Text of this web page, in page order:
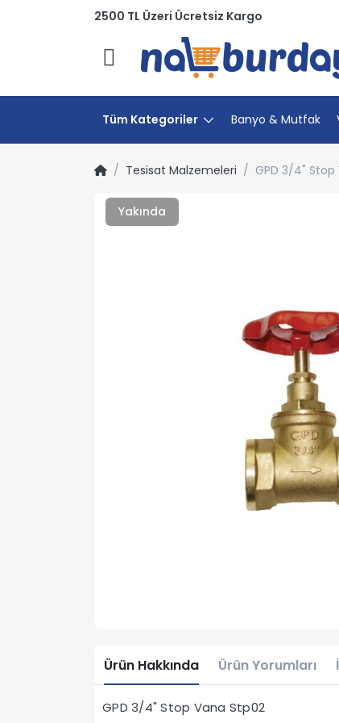
2500 TL Üzeri Ücretsiz Kargo
Menü
Tüm Kategoriler Banyo & Mutfak
Tesisat Malzemeleri GPD 3/4"
Yakında
Ürün Hakkında Ürün Yorumları
GPD 3/4" Stop Vana Stp02